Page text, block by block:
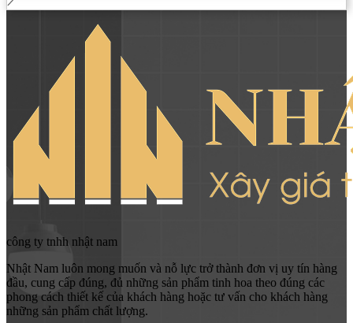
công ty tnhh nhật nam
Nhật Nam luôn mong muốn và nỗ lực trở thành đơn vị uy tín hàng
đầu, cung cấp đúng, đủ những sản phẩm tinh hoa theo đúng các
phong cách thiết kế của khách hàng hoặc tư vấn cho khách hàng
những sản phẩm chất lượng.